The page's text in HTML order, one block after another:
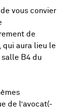
vous convier
de
qui aura lieu le
B4 du
de l’avocat(-